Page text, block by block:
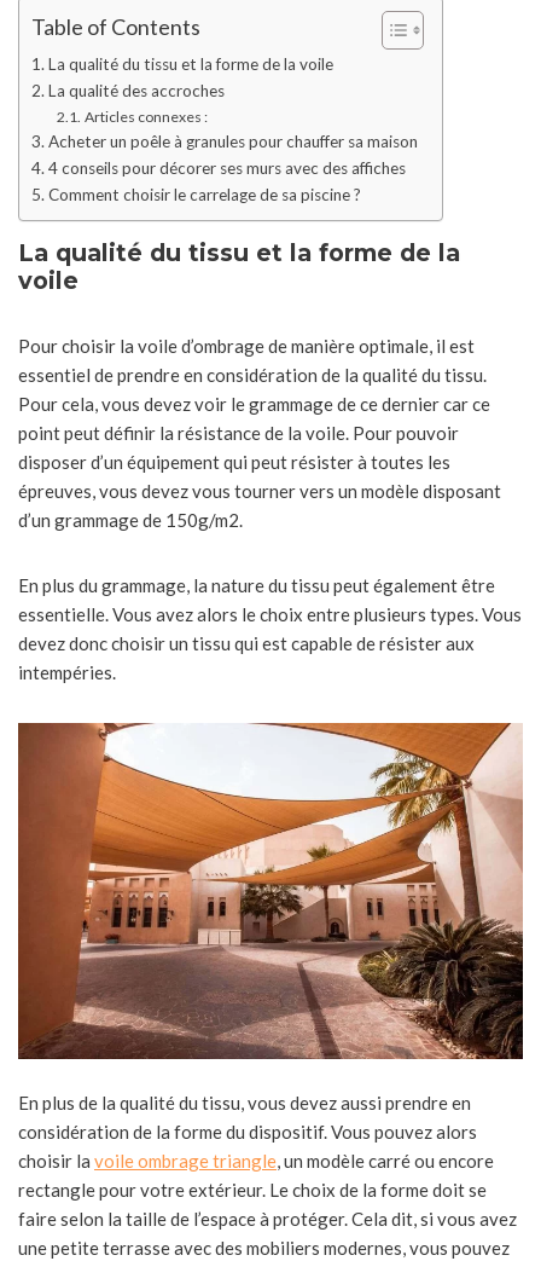
Table of Contents
La qualité du tissu et la forme de la voile
La qualité des accroches
Articles connexes :
Acheter un poêle à granules pour chauffer sa maison
4 conseils pour décorer ses murs avec des affiches
Comment choisir le carrelage de sa piscine ?
La qualité du tissu et la forme de la
voile
Pour choisir la voile d’ombrage de manière optimale, il est
essentiel de prendre en considération de la qualité du tissu.
Pour cela, vous devez voir le grammage de ce dernier car ce
point peut définir la résistance de la voile. Pour pouvoir
disposer d’un équipement qui peut résister à toutes les
épreuves, vous devez vous tourner vers un modèle disposant
d’un grammage de 150g/m2.
En plus du grammage, la nature du tissu peut également être
essentielle. Vous avez alors le choix entre plusieurs types. Vous
devez donc choisir un tissu qui est capable de résister aux
intempéries.
En plus de la qualité du tissu, vous devez aussi prendre en
considération de la forme du dispositif. Vous pouvez alors
choisir la voile ombrage triangle, un modèle carré ou encore
rectangle pour votre extérieur. Le choix de la forme doit se
faire selon la taille de l’espace à protéger. Cela dit, si vous avez
une petite terrasse avec des mobiliers modernes, vous pouvez